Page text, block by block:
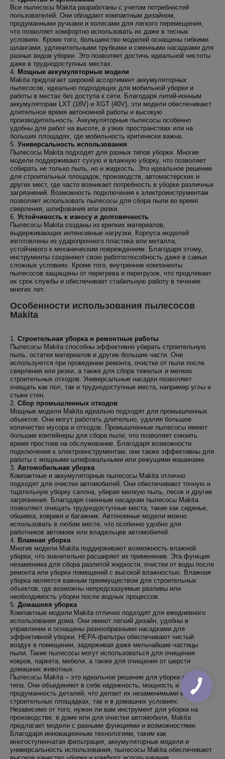
Все пылесосы Makita разработаны с учетом потребностей
пользователей. Они обладают компактным дизайном,
продуманными ручками и колесами для легкого перемещения,
что позволяет комфортно использовать их даже в тесных
условиях. Кроме того, большинство моделей оснащены гибкими
шлангами, удлинительными трубками и сменными насадками для
разных видов уборки. Это позволяет достичь идеальной чистоты
даже в труднодоступных местах.
4. Мощные аккумуляторные модели
Makita предлагает широкий ассортимент аккумуляторных
пылесосов, идеально подходящих для мобильной уборки и
работы в местах без доступа к сети. Благодаря литий-ионным
аккумуляторам LXT (18V) и XGT (40V), эти модели обеспечивают
длительное время автономной работы и высокую
производительность. Аккумуляторные пылесосы особенно
удобны для работ на высоте, в узких пространствах или на
больших площадях, где мобильность критически важна.
5. Универсальность использования
Пылесосы Makita подходят для разных типов уборки. Многие
модели поддерживают сухую и влажную уборку, что позволяет
собирать не только пыль, но и жидкость. Это идеальное решение
для строительных площадок, производств, автомастерских и
других мест, где часто возникает потребность в уборке различных
загрязнений. Возможность подключения к электроинструментам
позволяет использовать пылесосы для сбора пыли во время
сверления, шлифования или резки.
6. Устойчивость к износу и долговечность
Пылесосы Makita созданы из крепких материалов,
выдерживающих интенсивные нагрузки. Корпуса моделей
изготовлены из ударопрочного пластика или металла,
устойчивого к механическим повреждениям. Благодаря этому,
инструменты сохраняют свою работоспособность даже в самых
сложных условиях. Кроме того, внутренние компоненты
пылесосов защищены от перегрева и перегрузок, что продлевает
их срок службы и обеспечивает стабильную работу в течение
многих лет.
Особенности использования пылесосов
Makita
1. Строительная уборка и ремонтные работы
Пылесосы Makita способны эффективно убирать строительную
пыль, остатки материалов и другие большие части. Они
используются при проведении ремонта, очистке от пыли после
сверления или резки, а также для сбора тяжелых и мелких
строительных отходов. Универсальные насадки позволяют
очищать как пол, так и труднодоступные места, например углы и
стыки стен.
2. Сбор промышленных отходов
Мощные модели Makita идеально подходят для промышленных
объектов. Они могут работать длительно, удаляя большое
количество мусора и отходов. Промышленные пылесосы имеют
большие контейнеры для сбора пыли, что позволяет снизить
время простоев на обслуживание. Благодаря возможности
подключения к электроинструментам, они также эффективны для
работы с мощными шлифовальными или режущими машинами.
3. Автомобильная уборка
Компактные и аккумуляторные пылесосы Makita отлично
подходят для очистки автомобилей. Они обеспечивают точную и
тщательную уборку салона, убирая мелкую пыль, песок и другие
загрязнения. Благодаря сменным насадкам пылесосы Makita
позволяют очищать труднодоступные места, такие как сиденье,
обшивка, коврики и багажник. Автономные модели можно
использовать в любом месте, что особенно удобно для
работников автомоек или владельцев автомобилей.
4. Влажная уборка
Многие модели Makita поддерживают возможность влажной
уборки, что значительно расширяет их применение. Эта функция
незаменима для сбора разлитой жидкости, очистки от воды после
ремонта или уборки помещений с высокой влажностью. Влажная
уборка является важным преимуществом для строительных
объектов, где возможны непредсказуемые разливы или
необходимость уборки после водных процессов.
5. Домашняя уборка
Компактные модели Makita отлично подходят для ежедневного
использования дома. Они имеют легкий дизайн, удобны в
управлении и оснащены разнообразными насадками для
эффективной уборки. HEPA-фильтры обеспечивают чистый
воздух в помещении, задерживая даже мельчайшие частицы
пыли. Такие пылесосы могут использоваться для очищения
ковров, паркета, мебели, а также для очищения от шерсти
домашних животных.
Пылесосы Makita – это идеальное решение для уборки любого
типа. Они объединяют в себе надежность, мощность и
продуманность деталей, что делает их незаменимыми как на
строительных площадках, так и в домашних условиях.
Независимо от того, нужен ли вам инструмент для уборки на
производстве, в доме или для очистки автомобиля, Makita
предлагает модели с разными функциями и возможностями.
Благодаря инновационным технологиям, таким как
многоступенчатая фильтрация, аккумуляторные модели и
универсальность использования, пылесосы Makita обеспечивают